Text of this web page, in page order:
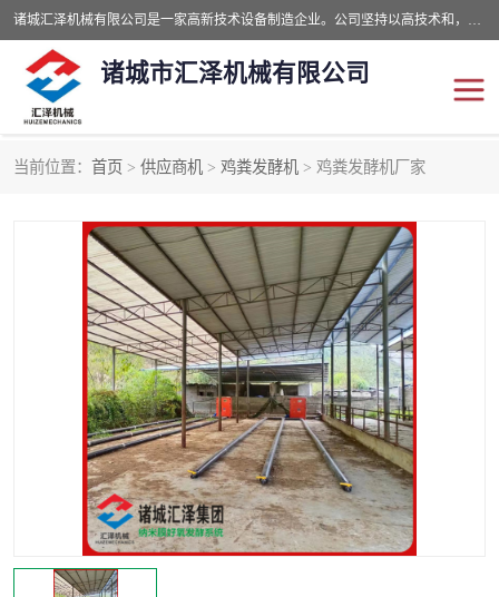
诸城汇泽机械有限公司是一家高新技术设备制造企业。公司坚持以高技术和，高服务于用户，以的环保机械制造设备赢的用户的信赖。现在主要生产死亡畜禽无害化处理和立式和卧式有机肥设备，搅拌机，烘干机，高温发酵机等。污水处理设备，固液分离机。气浮机，化制机等。公司秉承品质，用户至上，科技创新的经营理。
诸城市汇泽机械有限公司
当前位置： 首页 > 供应商机 > 鸡粪发酵机 > 鸡粪发酵机厂家
鸡粪发酵机 有机肥设备
纳米膜好氧发酵堆肥机 粪污烘干酶体机
膜式堆肥机 纳米膜发酵
膜式发酵仓 分子膜堆肥仓
分子膜发酵堆肥设备